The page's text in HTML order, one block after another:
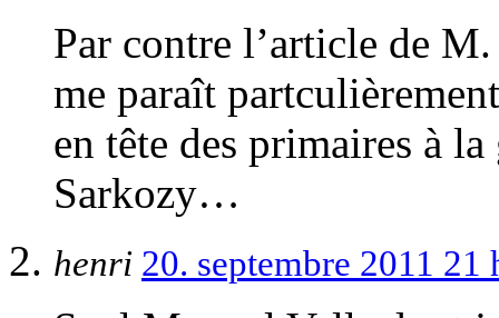
Par contre l’article de
me paraît
en tête des primaires à
Sarkozy…
henri 20. septembre 2011